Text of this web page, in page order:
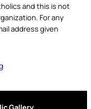
and this is not
For any
address given